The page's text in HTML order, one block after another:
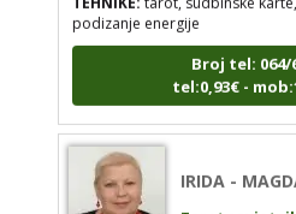
TEHNIKE:tarot, sudbinske
molitve, podizanje energije
Broj tel: 064/
tel:0,93€ -
Broj tel: 064/
tel:0,93€ -
Tarot